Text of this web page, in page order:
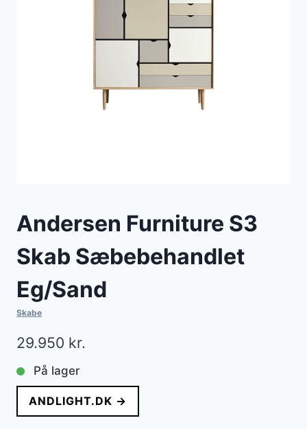
Andersen Furniture S3
Skab Sæbebehandlet
Eg/Sand
Skabe
29.950 kr.
På lager
ANDLIGHT.DK →